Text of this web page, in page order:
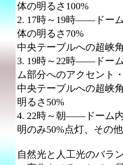
体の明るさ100%
2. 17時～19時――ドー
体の明るさ70%
中央テーブルへの超峡
3. 19時～22時――ドー
ム部分へのアクセント
中央テーブルへの超峡
明るさ50%
4. 22時～朝――ドーム
明のみ50%点灯、その
自然光と人工光のバラ